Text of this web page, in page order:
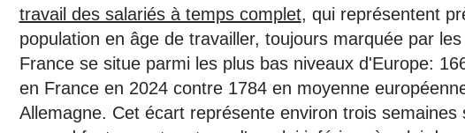
travail des salariés à temps complet, qui représentent
population en âge de travailler, toujours marquée par
France se situe parmi les plus bas niveaux d'Europe:
en France en 2024 contre 1784 en moyenne
Allemagne. Cet écart représente environ trois semaines